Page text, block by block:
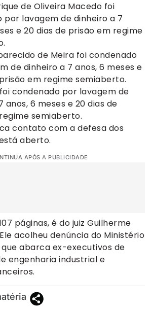
de Oliveira Macedo foi
por lavagem de dinheiro a 7
e 20 dias de prisão em regime
de Meira foi condenado
de dinheiro a 7 anos, 6 meses e
em regime semiaberto.
condenado por lavagem de
anos, 6 meses e 20 dias de
semiaberto.
contato com a defesa dos
aberto.
APÓS A PUBLICIDADE
páginas, é do juiz Guilherme
acolheu denúncia do Ministério
abarca ex-executivos de
engenharia industrial e